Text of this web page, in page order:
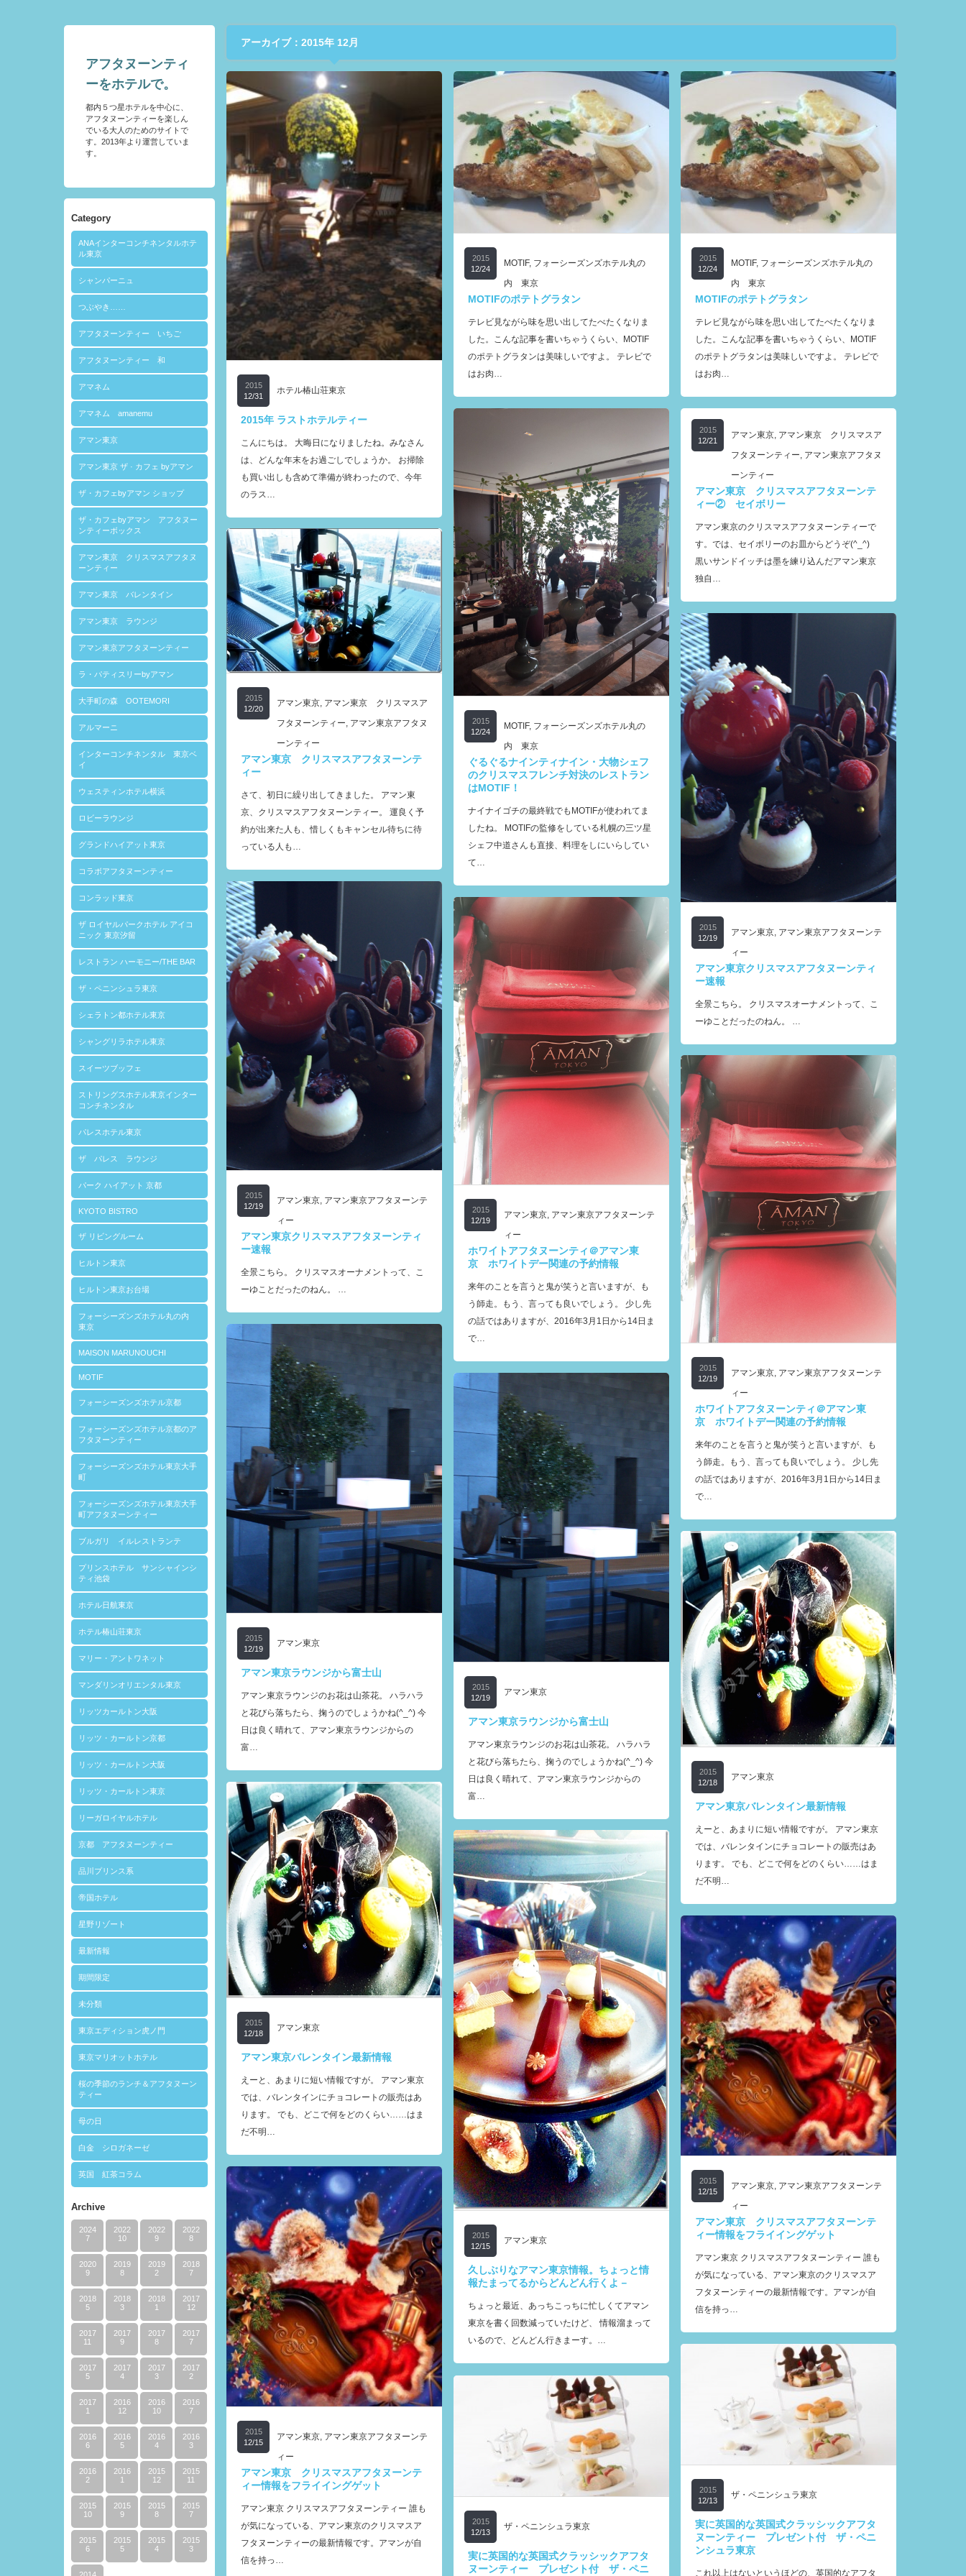
アフタヌーンティ
ーをホテルで。
都内５つ星ホテルを中心に、
アフタヌーンティーを楽しん
でいる大人のためのサイトで
す。2013年より運営していま
す。
Category
ANAインターコンチネンタルホテ
ル東京
シャンパーニュ
つぶやき……
アフタヌーンティー いちご
アフタヌーンティー 和
アマネム
アマネム amanemu
アマン東京
アマン東京 ザ · カフェ byアマン
ザ・カフェbyアマン ショップ
ザ・カフェbyアマン アフタヌー
ンティーボックス
アマン東京 クリスマスアフタヌ
ーンティー
アマン東京 バレンタイン
アマン東京 ラウンジ
アマン東京アフタヌーンティー
ラ・パティスリーbyアマン
大手町の森 OOTEMORI
アルマーニ
インターコンチネンタル 東京ベ
イ
ウェスティンホテル横浜
ロビーラウンジ
グランドハイアット東京
コラボアフタヌーンティー
コンラッド東京
ザ ロイヤルパークホテル アイコ
ニック 東京汐留
レストラン ハーモニー/THE BAR
ザ・ペニンシュラ東京
シェラトン都ホテル東京
シャングリラホテル東京
スイーツブッフェ
ストリングスホテル東京インター
コンチネンタル
パレスホテル東京
ザ パレス ラウンジ
パーク ハイアット 京都
KYOTO BISTRO
ザ リビングルーム
ヒルトン東京
ヒルトン東京お台場
フォーシーズンズホテル丸の内
東京
MAISON MARUNOUCHI
MOTIF
フォーシーズンズホテル京都
フォーシーズンズホテル京都のア
フタヌーンティー
フォーシーズンズホテル東京大手
町
フォーシーズンズホテル東京大手
町アフタヌーンティー
ブルガリ イルレストランテ
プリンスホテル サンシャインシ
ティ池袋
ホテル日航東京
ホテル椿山荘東京
マリー・アントワネット
マンダリンオリエンタル東京
リッツカールトン大阪
リッツ・カールトン京都
リッツ・カールトン大阪
リッツ・カールトン東京
リーガロイヤルホテル
京都 アフタヌーンティー
品川プリンス系
帝国ホテル
星野リゾート
最新情報
期間限定
未分類
東京エディション虎ノ門
東京マリオットホテル
桜の季節のランチ＆アフタヌーン
ティー
母の日
白金 シロガネーゼ
英国 紅茶コラム
Archive
2024
7
2022
10
2022
9
2022
8
2020
9
2019
8
2019
2
2018
7
2018
5
2018
3
2018
1
2017
12
2017
11
2017
9
2017
8
2017
7
2017
5
2017
4
2017
3
2017
2
2017
1
2016
12
2016
10
2016
7
2016
6
2016
5
2016
4
2016
3
2016
2
2016
1
2015
12
2015
11
2015
10
2015
9
2015
8
2015
7
2015
6
2015
5
2015
4
2015
3
アーカイブ：2015年 12月
2015
12/31
ホテル椿山荘東京
2015年 ラストホテルティー
こんにちは。 大晦日になりましたね。みなさん
は、どんな年末をお過ごしでしょうか。 お掃除
も買い出しも含めて準備が終わったので、今年
のラス…
2015
12/24
MOTIF, フォーシーズンズホテル丸の
内 東京
MOTIFのポテトグラタン
テレビ見ながら味を思い出してたべたくなりま
した。こんな記事を書いちゃうくらい、MOTIF
のポテトグラタンは美味しいですよ。 テレビで
はお肉…
2015
12/24
MOTIF, フォーシーズンズホテル丸の
内 東京
MOTIFのポテトグラタン
テレビ見ながら味を思い出してたべたくなりま
した。こんな記事を書いちゃうくらい、MOTIF
のポテトグラタンは美味しいですよ。 テレビで
はお肉…
2015
12/24
MOTIF, フォーシーズンズホテル丸の
内 東京
ぐるぐるナインティナイン・大物シェフ
のクリスマスフレンチ対決のレストラン
はMOTIF！
ナイナイゴチの最終戦でもMOTIFが使われてま
したね。 MOTIFの監修をしている札幌の三ツ星
シェフ中道さんも直接、料理をしにいらしてい
て…
2015
12/21
アマン東京, アマン東京 クリスマスア
フタヌーンティー, アマン東京アフタヌ
ーンティー
アマン東京 クリスマスアフタヌーンテ
ィー② セイボリー
アマン東京のクリスマスアフタヌーンティーで
す。では、セイボリーのお皿からどうぞ(^_^)
黒いサンドイッチは墨を練り込んだアマン東京
独自…
2015
12/20
アマン東京, アマン東京 クリスマスア
フタヌーンティー, アマン東京アフタヌ
ーンティー
アマン東京 クリスマスアフタヌーンテ
ィー
さて、初日に繰り出してきました。 アマン東
京、クリスマスアフタヌーンティー。 運良く予
約が出来た人も、惜しくもキャンセル待ちに待
っている人も…
2015
12/19
アマン東京 アマン東京アフタヌーンテ
ィー
アマン東京クリスマスアフタヌーンティ
ー速報
全景こちら。 クリスマスオーナメントって、こ
ーゆことだったのねん。 …
2015
12/19
アマン東京 アマン東京アフタヌーンテ
ィー
アマン東京クリスマスアフタヌーンティ
ー速報
全景こちら。 クリスマスオーナメントって、こ
ーゆことだったのねん。 …
2015
12/19
アマン東京, アマン東京アフタヌーンテ
ィー
ホワイトアフタヌーンティ＠アマン東
京 ホワイトデー関連の予約情報
来年のことを言うと鬼が笑うと言いますが、も
う師走。もう、言っても良いでしょう。 少し先
の話ではありますが、2016年3月1日から14日ま
で…
2015
12/19
アマン東京, アマン東京アフタヌーンテ
ィー
ホワイトアフタヌーンティ＠アマン東
京 ホワイトデー関連の予約情報
来年のことを言うと鬼が笑うと言いますが、も
う師走。もう、言っても良いでしょう。 少し先
の話ではありますが、2016年3月1日から14日ま
で…
2015
12/19
アマン東京
アマン東京ラウンジから富士山
アマン東京ラウンジのお花は山茶花。 ハラハラ
と花びら落ちたら、掬うのでしょうかね(^_^) 今
日は良く晴れて、アマン東京ラウンジからの
富…
2015
12/19
アマン東京
アマン東京ラウンジから富士山
アマン東京ラウンジのお花は山茶花。 ハラハラ
と花びら落ちたら、掬うのでしょうかね(^_^) 今
日は良く晴れて、アマン東京ラウンジからの
富…
2015
12/18
アマン東京
アマン東京バレンタイン最新情報
えーと、あまりに短い情報ですが。 アマン東京
では、バレンタインにチョコレートの販売はあ
ります。 でも、どこで何をどのくらい……はま
だ不明…
2015
12/18
アマン東京
アマン東京バレンタイン最新情報
えーと、あまりに短い情報ですが。 アマン東京
では、バレンタインにチョコレートの販売はあ
ります。 でも、どこで何をどのくらい……はま
だ不明…
2015
12/15
アマン東京
久しぶりなアマン東京情報。ちょっと情
報たまってるからどんどん行くよ－
ちょっと最近、あっちこっちに忙しくてアマン
東京を書く回数減っていたけど、 情報溜まって
いるので、どんどん行きまーす。…
2015
12/15
アマン東京 アマン東京アフタヌーンテ
ィー
アマン東京 クリスマスアフタヌーンテ
ィー情報をフライイングゲット
アマン東京 クリスマスアフタヌーンティー 誰も
が気になっている、アマン東京のクリスマスア
フタヌーンティーの最新情報です。アマンが自
信を持っ…
2015
12/15
アマン東京 アマン東京アフタヌーンテ
ィー
アマン東京 クリスマスアフタヌーンテ
ィー情報をフライイングゲット
アマン東京 クリスマスアフタヌーンティー 誰も
が気になっている、アマン東京のクリスマスア
フタヌーンティーの最新情報です。アマンが自
信を持っ…
2015
12/13
ザ・ペニンシュラ東京
実に英国的な英国式クラッシックアフタ
ヌーンティー プレゼント付 ザ・ペニ
ンシュラ東京
これ以上はないというほどの、英国的なアフタ
2015
12/13
ザ・ペニンシュラ東京
実に英国的な英国式クラッシックアフタ
ヌーンティー プレゼント付 ザ・ペニ